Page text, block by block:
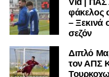
μαθαίνετε σε χρόνο dt όλα
φάκελος
– Ξεκινά
σεζόν
Διπλό
τον ΑΠΣ